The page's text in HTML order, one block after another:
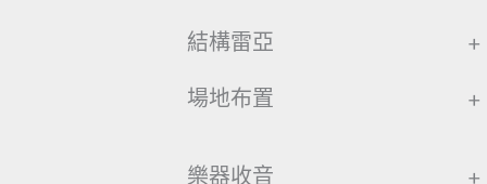
結構雷亞 +
場地布置 +
樂器收音 +